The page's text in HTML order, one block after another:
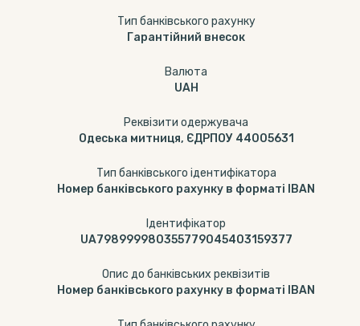
Тип банкiвського рахунку
Гарантійний внесок
Валюта
UAH
Реквізити одержувача
Одеська митниця, ЄДРПОУ 44005631
Тип банківського ідентифікатора
Номер банківського рахунку в форматі IBAN
Ідентифікатор
UA798999980355779045403159377
Опис до банківських реквізитів
Номер банківського рахунку в форматі IBAN